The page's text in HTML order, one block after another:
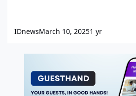
IDnewsMarch 10, 20251 yr